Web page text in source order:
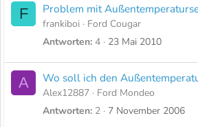
F Problem mit
frankiboi
Ford Cougar
Antworten 4 23 Mai 2010
A Wo soll ich den
Alex12887
Ford Mondeo
Antworten 2 7 November 2006